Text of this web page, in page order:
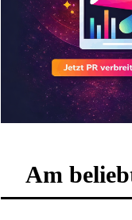
Am